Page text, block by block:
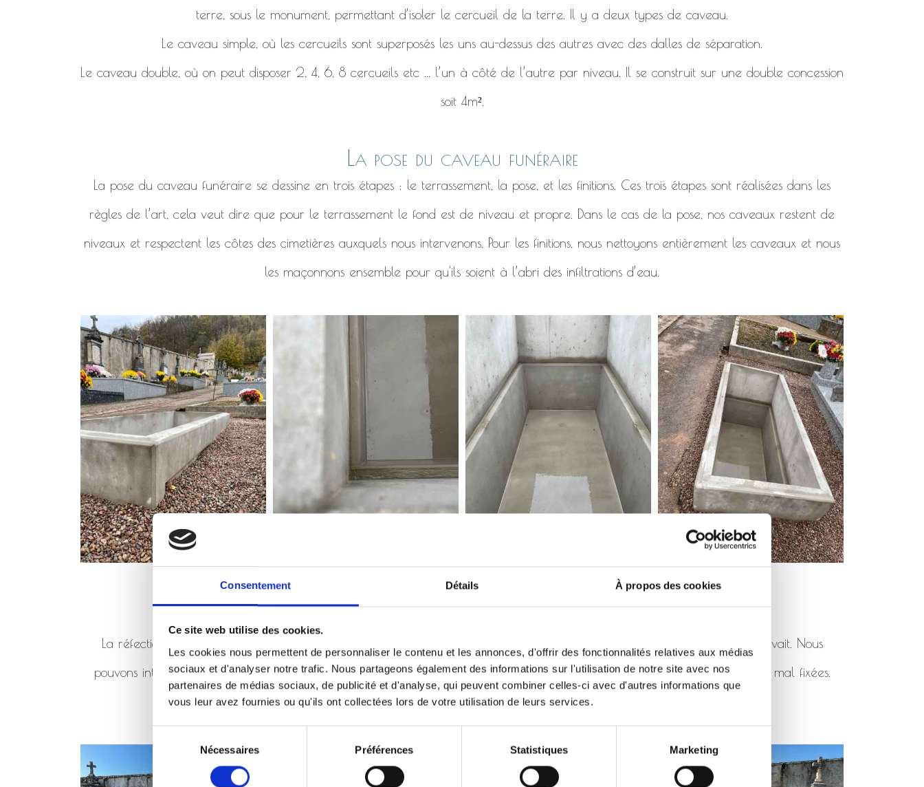
Consentement Détails À propos des cookies
Ce site web utilise des cookies.
Les cookies nous permettent de personnaliser le contenu et les annonces, d'offrir des fonctionnalités relatives aux médias
sociaux et d'analyser notre trafic. Nous partageons également des informations sur l'utilisation de notre site avec nos
partenaires de médias sociaux, de publicité et d'analyse, qui peuvent combiner celles-ci avec d'autres informations que
vous leur avez fournies ou qu'ils ont collectées lors de votre utilisation de leurs services.
consentement
Nécessaires Préférences Statistiques Marketing
terre, sous le monument, permettant d’isoler le cercueil de la terre. Il y a deux types de caveau.
Le caveau simple, où les cercueils sont superposés les uns au-dessus des autres avec des dalles de séparation.
Le caveau double, où on peut disposer 2, 4, 6, 8 cercueils etc ... l’un à côté de l’autre par niveau. Il se construit sur une double concession
soit 4m².
La pose du caveau funéraire
La pose du caveau funéraire se dessine en trois étapes : le terrassement, la pose, et les finitions. Ces trois étapes sont réalisées dans les
règles de l’art, cela veut dire que pour le terrassement le fond est de niveau et propre. Dans le cas de la pose, nos caveaux restent de
niveaux et respectent les côtes des cimetières auxquels nous intervenons. Pour les finitions, nous nettoyons entièrement les caveaux et nous
les maçonnons ensemble pour qu'ils soient à l’abri des infiltrations d’eau.
Réfection de monuments
La réfection de monument consiste à remettre au goût du jour un monument qui parfois n’a pas été posé comme il se devait. Nous
pouvons intervenir en réfection de monument pour un très grand nombre de demandes. Plaques de rhabillages cassées ou mal fixées.
Monument qui s’affaisse, bordure en béton fissuré etc.